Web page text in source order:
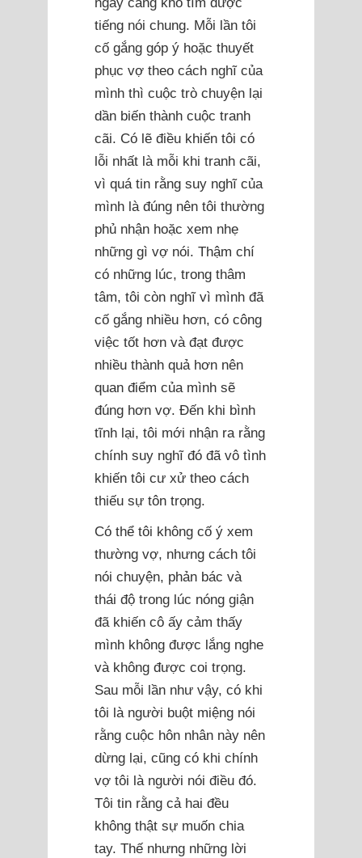
tiếng nói chung. Mỗi lần tôi
cố gắng góp ý hoặc thuyết
phục vợ theo cách nghĩ của
mình thì cuộc trò chuyện lại
dần biến thành cuộc tranh
cãi. Có lẽ điều khiến tôi có
lỗi nhất là mỗi khi tranh cãi,
vì quá tin rằng suy nghĩ của
mình là đúng nên tôi thường
phủ nhận hoặc xem nhẹ
những gì vợ nói. Thậm chí
có những lúc, trong thâm
tâm, tôi còn nghĩ vì mình đã
cố gắng nhiều hơn, có công
việc tốt hơn và đạt được
nhiều thành quả hơn nên
quan điểm của mình sẽ
đúng hơn vợ. Đến khi bình
tĩnh lại, tôi mới nhận ra rằng
chính suy nghĩ đó đã vô tình
khiến tôi cư xử theo cách
thiếu sự tôn trọng.
Có thể tôi không cố ý xem
thường vợ, nhưng cách tôi
nói chuyện, phản bác và
thái độ trong lúc nóng giận
đã khiến cô ấy cảm thấy
mình không được lắng nghe
và không được coi trọng.
Sau mỗi lần như vậy, có khi
tôi là người buột miệng nói
rằng cuộc hôn nhân này nên
dừng lại, cũng có khi chính
vợ tôi là người nói điều đó.
Tôi tin rằng cả hai đều
không thật sự muốn chia
tay. Thế nhưng những lời